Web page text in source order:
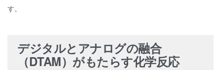
す。
デジタルとアナログの融合
（DTAM）がもたらす化学反応